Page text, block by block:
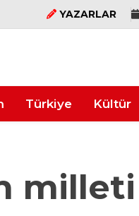
YAZARLAR
Türkiye Kültür
milleti